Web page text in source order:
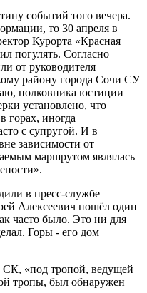
событий того вечера.
то 30 апреля в
Курорта «Красная
погулять. Согласно
от руководителя
району города Сочи СУ
полковника юстиции
установлено, что
горах, иногда
с супругой. И в
зависимости от
маршрутом являлась
в пресс-службе
Алексеевич пошёл один
часто было. Это ни для
Горы - его дом
«под тропой, ведущей
тропы, был обнаружен